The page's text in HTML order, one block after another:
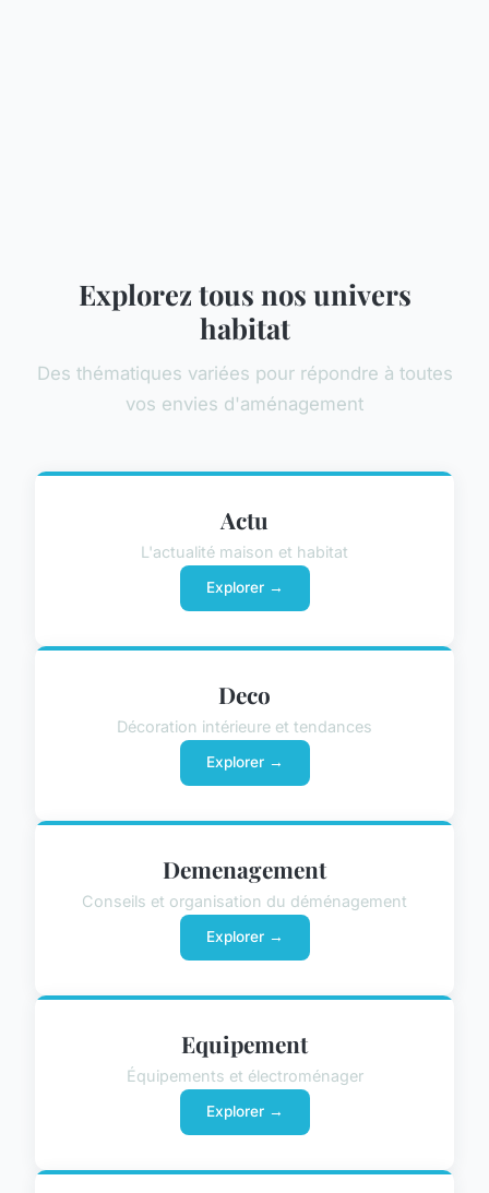
Explorez tous nos univers
habitat
Des thématiques variées pour répondre à toutes
vos envies d'aménagement
Actu
L'actualité maison et habitat
Explorer →
Deco
Décoration intérieure et tendances
Explorer →
Demenagement
Conseils et organisation du déménagement
Explorer →
Equipement
Équipements et électroménager
Explorer →